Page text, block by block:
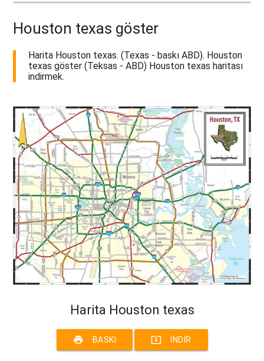
Houston texas göster
Harita Houston texas. (Texas - baskı ABD). Houston
texas göster (Teksas - ABD) Houston texas haritası
indirmek.
Harita Houston texas
print BASKI system_update_alt İNDIR